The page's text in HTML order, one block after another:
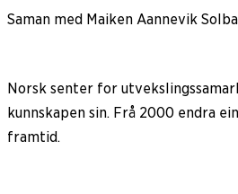
Saman med Maiken Aannevik
Norsk senter for
kunnskapen sin. Frå 2000 endra
framtid.